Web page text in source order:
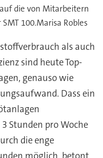
die von Mitarbeitern
100.Marisa Robles
als auch
sind heute Top-
genauso wie
Dass ein
Stunden pro Woche
die enge